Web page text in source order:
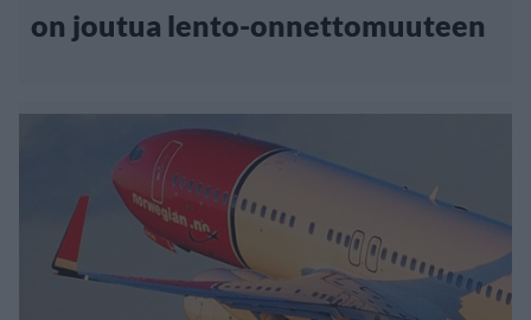
on joutua lento-onnettomuuteen